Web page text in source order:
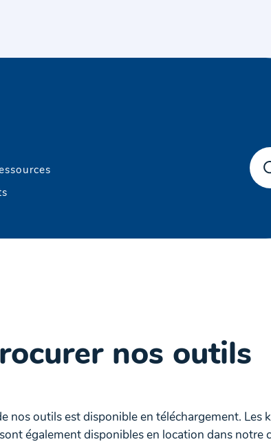
nos outils
nos outils est disponible en téléchargement. Les
également disponibles en location dans notre